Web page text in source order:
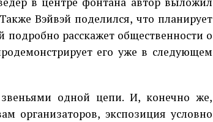
Вэйвэй поделился, что планирует
расскажет общественности о
его уже в следующем
одной цепи. И, конечно же,
организаторов, экспозиция условно